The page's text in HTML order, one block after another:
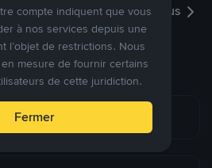
Voir plus
paiement
compte indiquent que vous
à nos services depuis une
l’objet de restrictions. Nous
mesure de fournir certains
de cette juridiction.
Fermer